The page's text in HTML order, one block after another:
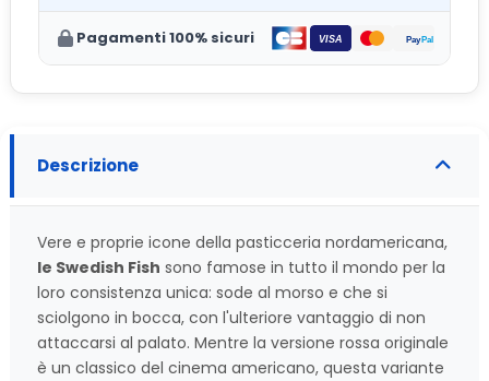
Pagamenti 100% sicuri
Descrizione
Vere e proprie icone della pasticceria nordamericana,
le Swedish Fish sono famose in tutto il mondo per la
loro consistenza unica: sode al morso e che si
sciolgono in bocca, con l'ulteriore vantaggio di non
attaccarsi al palato. Mentre la versione rossa originale
è un classico del cinema americano, questa variante